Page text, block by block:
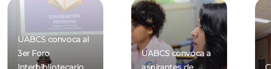
UABCS convoca al
3er Foro
UABCS convoca a